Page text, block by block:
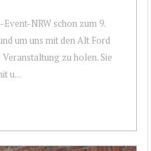
NRW schon zum 9.
um uns mit den Alt Ford
zu holen. Sie
u...